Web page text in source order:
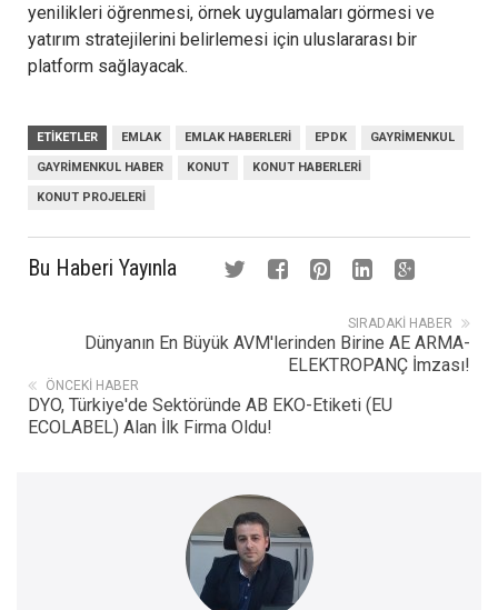
yenilikleri öğrenmesi, örnek uygulamaları görmesi ve
yatırım stratejilerini belirlemesi için uluslararası bir
platform sağlayacak.
ETIKETLER EMLAK EMLAK HABERLERI EPDK GAYRIMENKUL
GAYRIMENKUL HABER KONUT KONUT HABERLERI
KONUT PROJELERI
Bu Haberi Yayınla
SIRADAKI HABER
Dünyanın En Büyük AVM'lerinden Birine AE ARMA-
ELEKTROPANÇ İmzası!
ÖNCEKI HABER
DYO, Türkiye'de Sektöründe AB EKO-Etiketi (EU
ECOLABEL) Alan İlk Firma Oldu!